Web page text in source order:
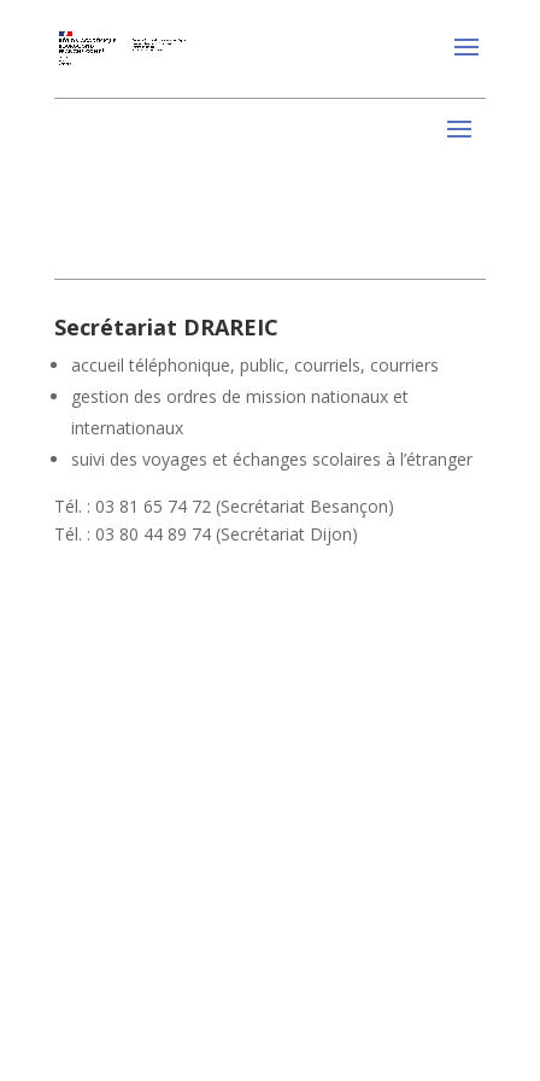
Secrétariat DRAREIC
accueil téléphonique, public, courriels, courriers
gestion des ordres de mission nationaux et
internationaux
suivi des voyages et échanges scolaires à l’étranger
Tél. : 03 81 65 74 72 (Secrétariat Besançon)
Tél. : 03 80 44 89 74 (Secrétariat Dijon)